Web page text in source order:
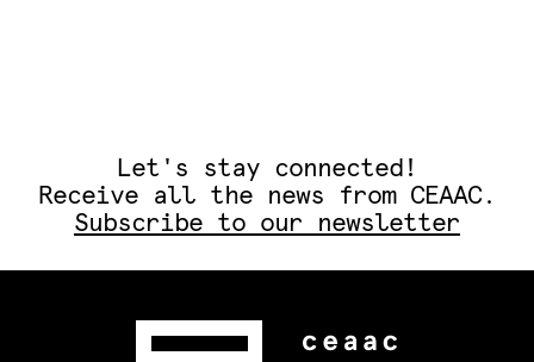
Let's stay connected!
Receive all the news from CEAAC.
Subscribe to our newsletter